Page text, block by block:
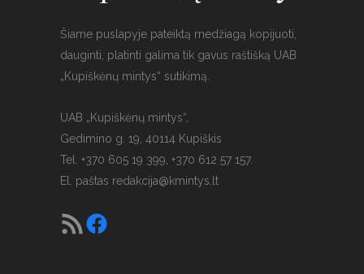
Šiame puslapyje pateiktą medžiagą kopijuoti,
dauginti, platinti galima tik gavus raštišką UAB
„Kupiškėnų mintys“ sutikimą.
UAB „Kupiškėnų mintys“,
Gedimino g. 19, 40114 Kupiškis
Tel. +370 605 19 399, +370 612 57 157.
El. paštas redakcija@kmintys.lt